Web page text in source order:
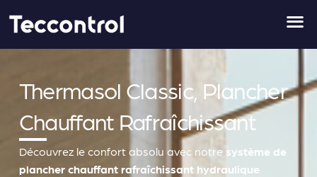
contenu
Thermasol Classic, Plancher
Chauffant Rafraîchissant
Découvrez le confort absolu avec notre système de
plancher chauffant rafraîchissant hydraulique